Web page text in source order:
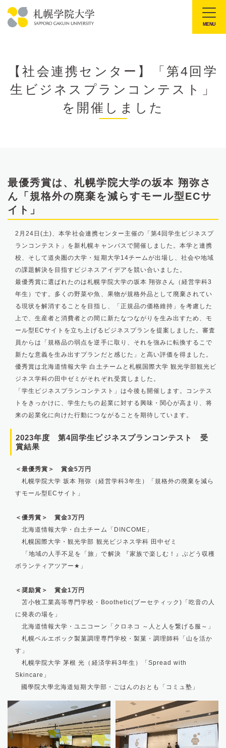
文
院
大
MENU
【社会連携センター】「第4回学
生ビジネスプランコンテスト」
を開催しました
最優秀賞は、札幌学院大学の坂本 翔弥さ
ん「規格外の廃棄を減らすモール型ECサ
イト」
2 月24 日(土)、本学社会連携センター主催の「第4 回学生ビジネスプ
ランコンテスト」を新札幌キャンパスで開催しました。本学と連携
校、そして道央圏の大学・短期大学14チームが出場し、社会や地域
の課題解決を目指すビジネスアイデアを競い合いました。
最優秀賞に選ばれたのは札幌学院大学の坂本 翔弥さん（経営学科3
年生）です。多くの野菜や魚、果物が規格外品として廃棄されてい
る現状を解消することを目指し、「正規品の価格維持」を考慮した
上で、生産者と消費者との間に新たなつながりを生み出すため、モ
ール型 ECサイトを立ち上げるビジネスプランを提案しました。審査
員からは「規格品の弱点を逆手に取り、それを強みに転換するこで
新たな意義を生み出すプランだと感じた」と高い評価を得ました。
優秀賞は北海道情報大学 白土チームと札幌国際大学 観光学部観光ビ
ジネス学科の田中ゼミがそれぞれ受賞しました。
「学生ビジネスプランコンテスト」は今後も開催します。コンテス
トをきっかけに、学生たちの起業に対する興味・関心が高まり、将
来の起業化に向けた行動につながることを期待しています。
2023年度 第4回学生ビジネスプランコンテスト 受
賞結果
＜最優秀賞＞ 賞金5万円
札幌学院大学 坂本 翔弥（経営学科3年生）
「規格外の廃棄を減ら
すモール型 ECサイト」
＜優秀賞＞ 賞金3万円
北海道情報大学・白土チーム「 DINCOME 」
札幌国際大学・観光学部 観光ビジネス学科 田中ゼミ
「地域の人手不足を「旅」で解決 『家族で楽しむ！』ぶどう収穫
ボランティアツアー ★ 」
＜奨励賞＞ 賞金1万円
苫小牧工業高等専門学校・
Boothetic(ブーセティック) 「吃音の人
に発表の場を」
北海道情報大学・ユニコーン「クロネコ ～人と人を繋げる服～」
札幌ベルエポック製菓調理専門学校・製菓・調理師科「山を活か
す」
札幌学院大学 茅根 光（経済学科3年生）「 Spread with
Skincare 」
國學院大學北海道短期大学部・ごはんのおとも「コミュ塾」